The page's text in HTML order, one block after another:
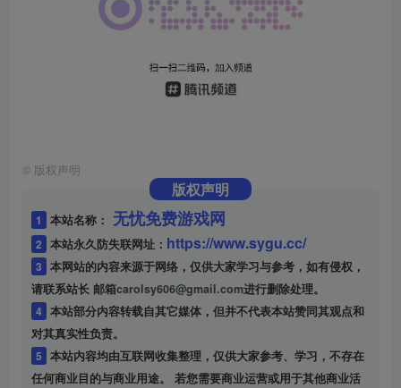
© 版权声明
版权声明
1 本站名称： 无忧免费游戏网
2 本站永久防失联网址： https://www.sygu.cc/
3 本网站的内容来源于网络，仅供大家学习与参考，如有侵权，
请联系站长 邮箱carolsy606@gmail.com进行删除处理。
4 本站部分内容转载自其它媒体，但并不代表本站赞同其观点和
对其真实性负责。
5
任何商业目的与商业用途。 若您需要商业运营或用于其他商业活